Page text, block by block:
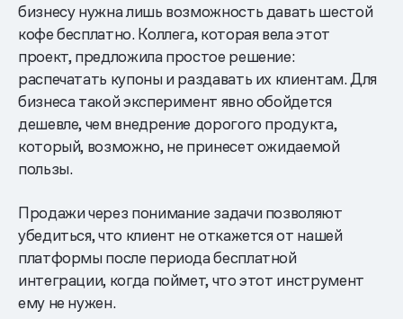
бизнесу нужна лишь возможность давать шестой
кофе бесплатно. Коллега, которая вела этот
проект, предложила простое решение:
распечатать купоны и раздавать их клиентам. Для
бизнеса такой эксперимент явно обойдется
дешевле, чем внедрение дорогого продукта,
который, возможно, не принесет ожидаемой
пользы.
Продажи через понимание задачи позволяют
убедиться, что клиент не откажется от нашей
платформы после периода бесплатной
интеграции, когда поймет, что этот инструмент
ему не нужен.